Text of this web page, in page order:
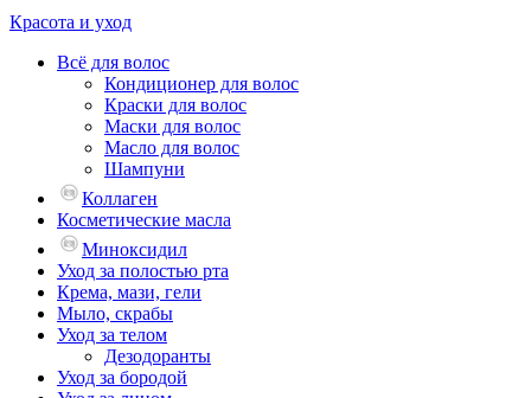
Красота и уход
Всё для волос
Кондиционер для волос
Краски для волос
Маски для волос
Масло для волос
Шампуни
Коллаген
Косметические масла
Миноксидил
Уход за полостью рта
Крема, мази, гели
Мыло, скрабы
Уход за телом
Дезодоранты
Уход за бородой